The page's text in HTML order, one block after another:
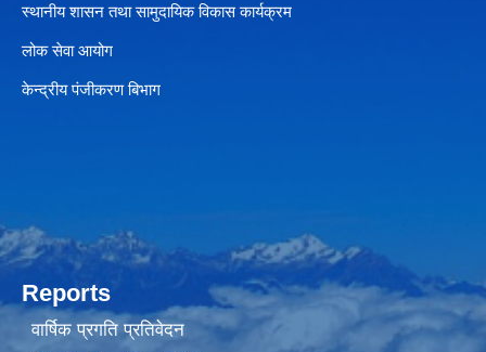
स्थानीय शासन तथा सामुदायिक विकास कार्यक्रम
लोक सेवा आयोग
केन्द्रीय पंजीकरण बिभाग
Reports
वार्षिक प्रगति प्रतिवेदन